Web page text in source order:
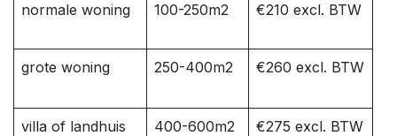
normale woning 100-250m2 €210 excl. BTW
grote woning 250-400m2 €260 excl. BTW
villa of landhuis 400-600m2 €275 excl. BTW